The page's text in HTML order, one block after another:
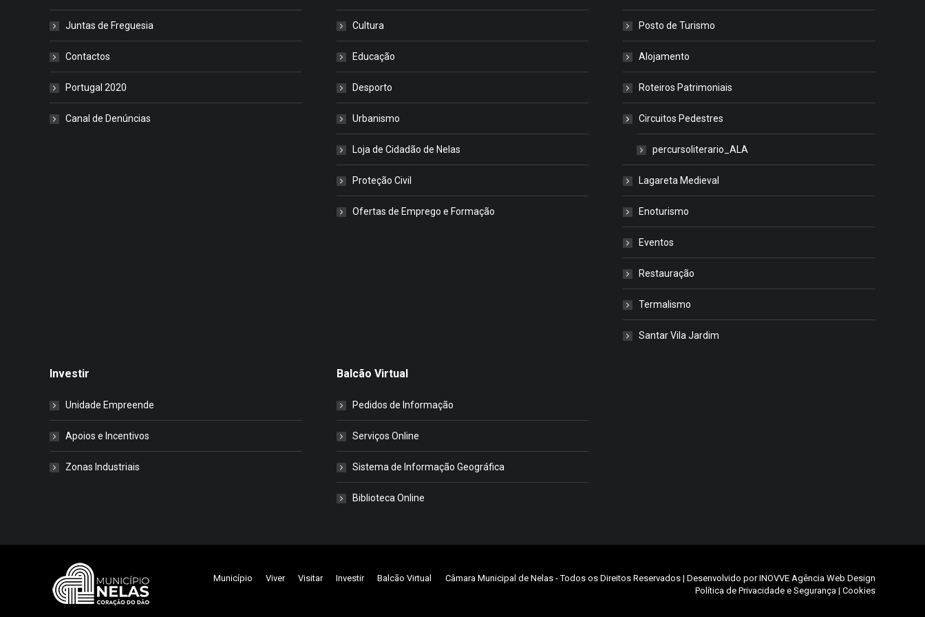
Juntas de Freguesia
Contactos
Portugal 2020
Canal de Denúncias
Cultura
Educação
Desporto
Urbanismo
Loja de Cidadão de Nelas
Proteção Civil
Ofertas de Emprego e Formação
Posto de Turismo
Alojamento
Roteiros Patrimoniais
Circuitos Pedestres
percursoliterario_ALA
Lagareta Medieval
Enoturismo
Eventos
Restauração
Termalismo
Santar Vila Jardim
Investir
Unidade Empreende
Apoios e Incentivos
Zonas Industriais
Balcão Virtual
Pedidos de Informação
Serviços Online
Sistema de Informação Geográfica
Biblioteca Online
Município Viver Visitar Investir Balcão Virtual Câmara Municipal de Nelas - Todos os Direitos Reservados | Desenvolvido porINOVVE Agência Web Design
Política de Privacidade e Segurança | Cookies